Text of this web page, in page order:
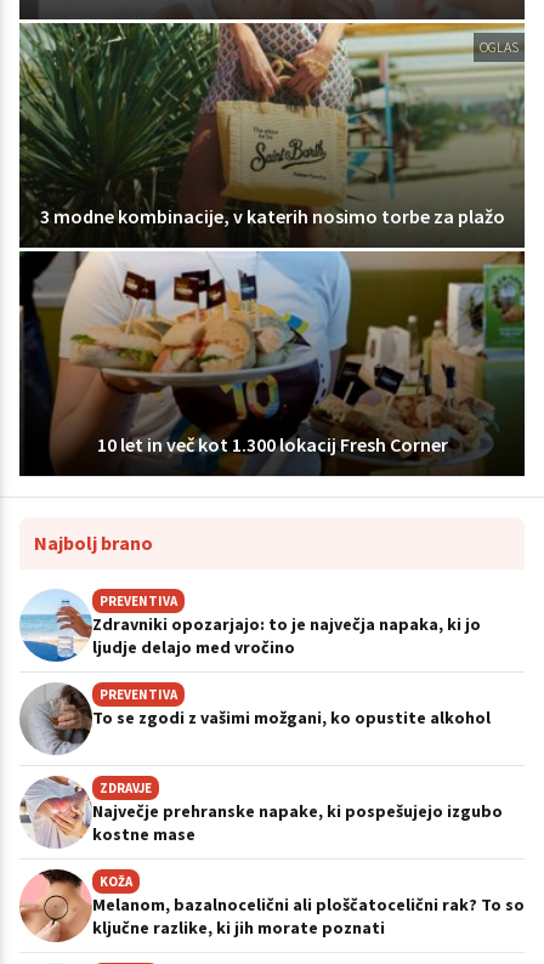
OGLAS
3 modne kombinacije, v katerih nosimo torbe za plažo
10 let in več kot 1.300 lokacij Fresh Corner
Najbolj brano
PREVENTIVA
Zdravniki opozarjajo: to je največja napaka, ki jo
ljudje delajo med vročino
PREVENTIVA
To se zgodi z vašimi možgani, ko opustite alkohol
ZDRAVJE
Največje prehranske napake, ki pospešujejo izgubo
kostne mase
KOŽA
Melanom, bazalnocelični ali ploščatocelični rak? To so
ključne razlike, ki jih morate poznati